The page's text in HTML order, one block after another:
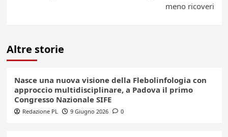
meno ricoveri
Altre storie
Nasce una nuova visione della Flebolinfologia con
approccio multidisciplinare, a Padova il primo
Congresso Nazionale SIFE
Redazione PL 9 Giugno 2026 0